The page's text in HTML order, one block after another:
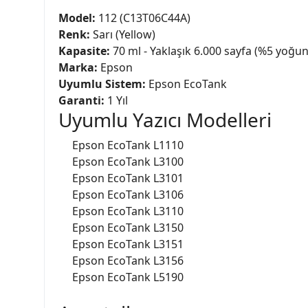
Model: 112 (C13T06C44A)
Renk: Sarı (Yellow)
Kapasite: 70 ml - Yaklaşık 6.000 sayfa (%5
Marka: Epson
Uyumlu Sistem: Epson EcoTank
Garanti: 1 Yıl
Uyumlu Yazıcı Modelleri
Epson EcoTank L1110
Epson EcoTank L3100
Epson EcoTank L3101
Epson EcoTank L3106
Epson EcoTank L3110
Epson EcoTank L3150
Epson EcoTank L3151
Epson EcoTank L3156
Epson EcoTank L5190